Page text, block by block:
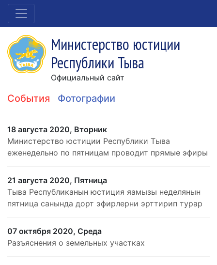
Министерство юстиции
Республики Тыва
Официальный сайт
События Фотографии
18 августа 2020, Вторник
Министерство юстиции Республики Тыва
еженедельно по пятницам проводит прямые эфиры
21 августа 2020, Пятница
Тыва Республиканын юстиция яамызы неделянын
пятница санында дорт эфирлерни эрттирип турар
07 октября 2020, Среда
Разъяснения о земельных участках